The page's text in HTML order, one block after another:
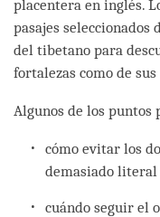
placentera en inglés.
pasajes seleccionados
del tibetano para
fortalezas como de
Algunos de los puntos
cómo evitar los
demasiado
cuándo seguir el